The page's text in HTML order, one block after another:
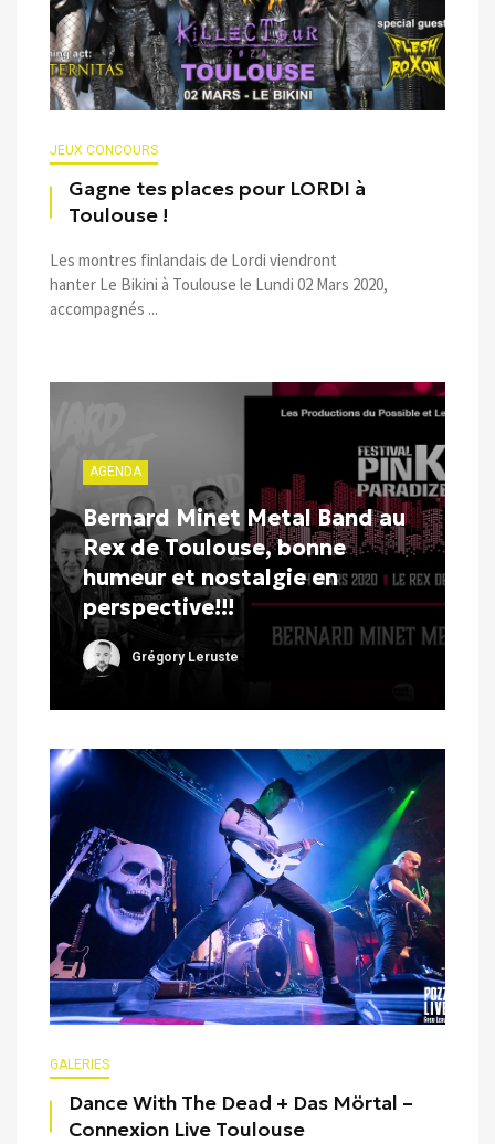
JEUX CONCOURS
Gagne tes places pour LORDI à
Toulouse !
Les montres finlandais de Lordi viendront
hanter Le Bikini à Toulouse le Lundi 02 Mars 2020,
accompagnés ...
AGENDA
Bernard Minet Metal Band au
Rex de Toulouse, bonne
humeur et nostalgie en
perspective!!!
Grégory Leruste
GALERIES
Dance With The Dead + Das Mörtal –
Connexion Live Toulouse